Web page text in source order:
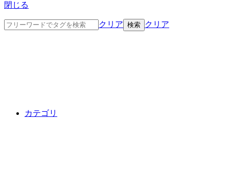
閉じる
クリア クリア
カテゴリ